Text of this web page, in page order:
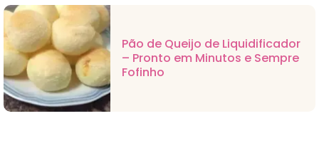
Pão de Queijo de Liquidificador
– Pronto em Minutos e Sempre
Fofinho